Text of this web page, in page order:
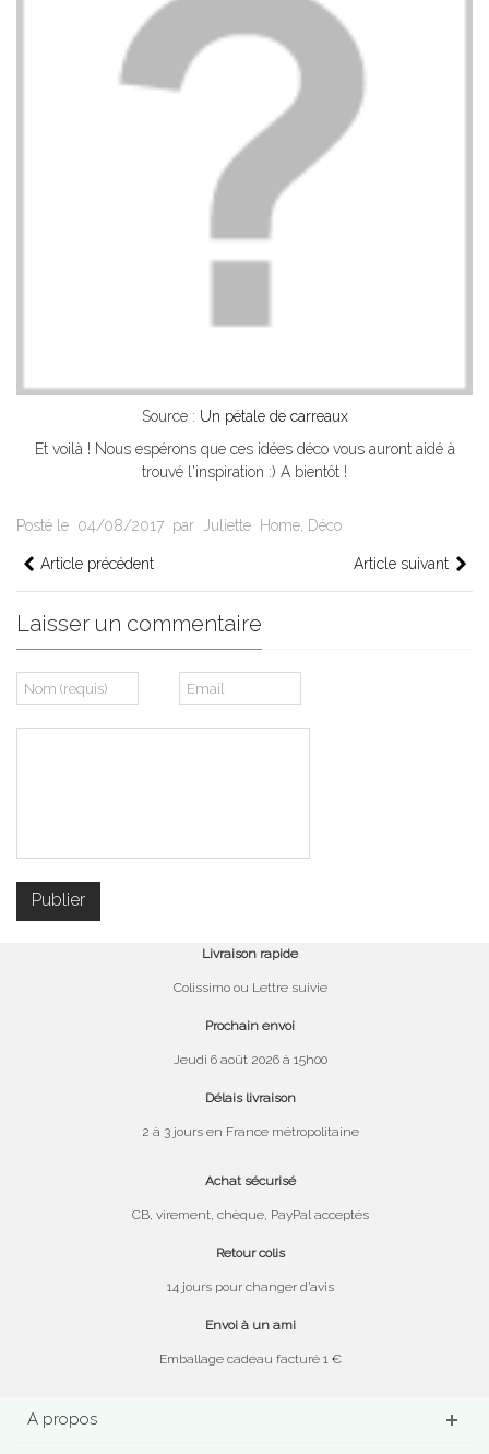
Source : Un pétale de carreaux
Et voilà ! Nous espérons que ces idées déco vous auront aidé à
trouvé l'inspiration :) A bientôt !
Posté le 04/08/2017 par Juliette Home, Déco
Article précédent Article suivant
Laisser un commentaire
Livraison rapide
Colissimo ou Lettre suivie
Prochain envoi
Jeudi 6 août 2026 à 15h00
Délais livraison
2 à 3 jours en France métropolitaine
Achat sécurisé
CB, virement, chèque, PayPal acceptés
Retour colis
14 jours pour changer d’avis
Envoi à un ami
Emballage cadeau facturé 1 €
A propos